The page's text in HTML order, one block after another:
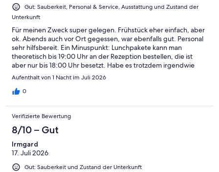
Gut: Sauberkeit, Personal & Service, Ausstattung und Zustand der
Unterkunft
Für meinen Zweck super gelegen. Frühstück eher einfach, aber
ok. Abends auch vor Ort gegessen, war ebenfalls gut. Personal
sehr hilfsbereit. Ein Minuspunkt: Lunchpakete kann man
theoretisch bis 19:00 Uhr an der Rezeption bestellen, die ist
aber nur bis 18:00 Uhr besetzt. Habe es trotzdem irgendwie
hinbekommen, konnte das Paket dann aber erst um 8:00 Uhr
Bestellprozess eigentlich schon um 7:00 Uhr abholbereit sein
Aufenthalt von 1 Nacht im Juli 2026
0
Verifizierte Bewertung
8/10 – Gut
Irmgard
17. Juli 2026
Gut: Sauberkeit und Zustand der Unterkunft